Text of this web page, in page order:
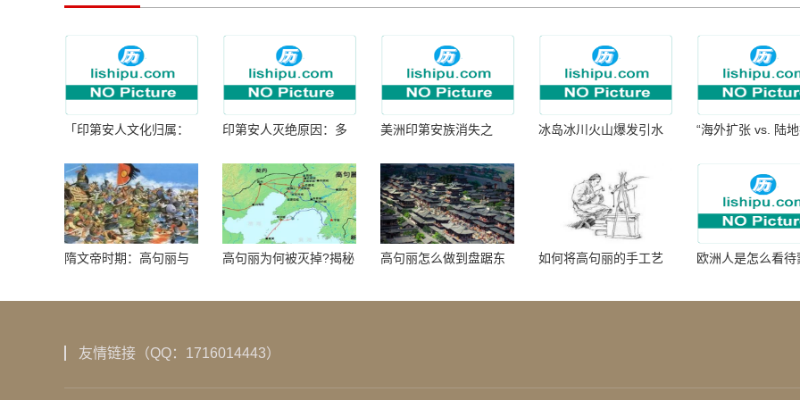
「印第安人文化归属：
印第安人灭绝原因：多
美洲印第安族消失之
冰岛冰川火山爆发引水
“海外扩张 vs. 陆
隋文帝时期：高句丽与
高句丽为何被灭掉?揭秘
秘！
高句丽怎么做到盘踞东
如何将高句丽的手工艺
欧洲人是怎么看待
友情链接（QQ：1716014443）